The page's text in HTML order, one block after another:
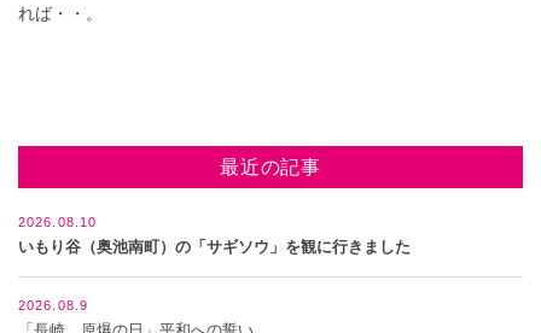
れば・・。
最近の記事
2026.08.10
いもり谷（奥池南町）の「サギソウ」を観に行きました
2026.08.9